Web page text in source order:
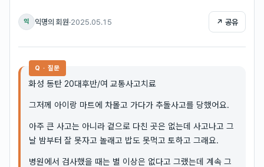
익 익명의 회원·2025.05.15 ↗ 공유
Q · 질문
화성 동탄 20대후반/여 교통사고치료
그저께 아이랑 마트에 차몰고 가다가 추돌사고를 당했어요.
아주 큰 사고는 아니라 겉으로 다친 곳은 없는데 사고나고 그
날 밤부터 잘 못자고 놀래고 밥도 못먹고 토하고 그래요.
병원에서 검사했을 때는 별 이상은 없다고 그랬는데 계속 그